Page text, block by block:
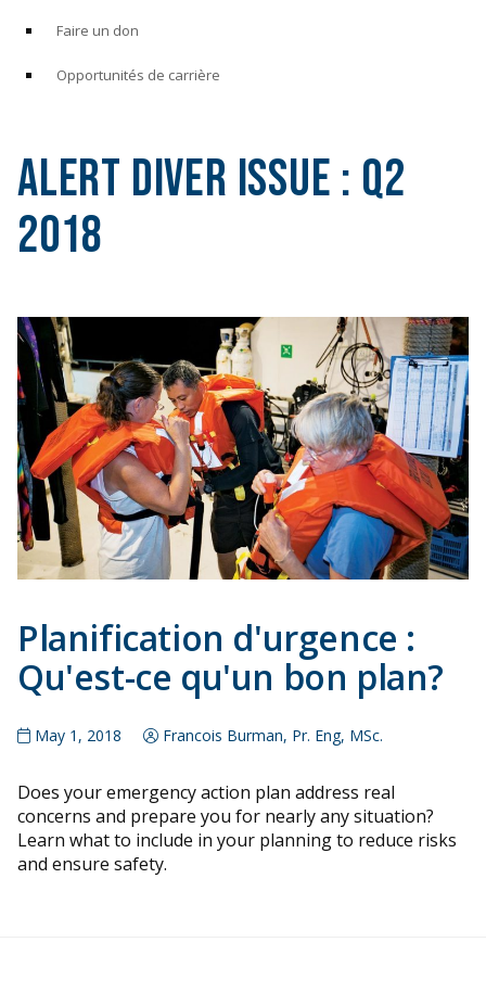
Faire un don
Opportunités de carrière
Alert Diver Issue : Q2
2018
Planification d'urgence :
Qu'est-ce qu'un bon plan?
May 1, 2018 Francois Burman, Pr. Eng, MSc.
Does your emergency action plan address real
concerns and prepare you for nearly any situation?
Learn what to include in your planning to reduce risks
and ensure safety.